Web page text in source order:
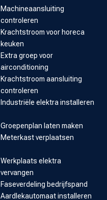
Machineaansluiting
controleren
Krachtstroom voor horeca
keuken
Extra groep voor
airconditioning
Krachtstroom aansluiting
controleren
Industriële elektra installeren
Groepenplan laten maken
Meterkast verplaatsen
Werkplaats elektra
vervangen
Faseverdeling bedrijfspand
Aardlekautomaat installeren